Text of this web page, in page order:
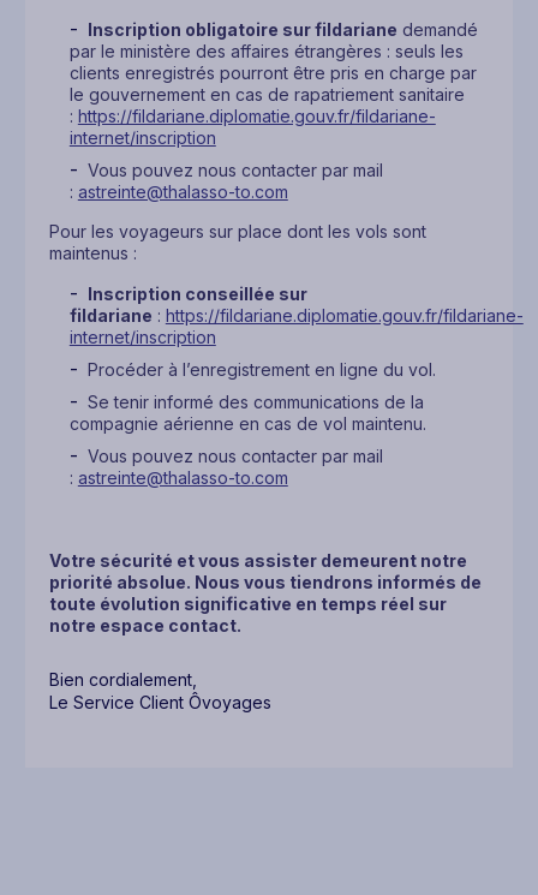
Inscription obligatoire sur fildariane demandé
par le ministère des affaires étrangères : seuls les
clients enregistrés pourront être pris en charge par
le gouvernement en cas de rapatriement sanitaire
: https://fildariane.diplomatie.gouv.fr/fildariane-
internet/inscription
Vous pouvez nous contacter par mail
: astreinte@thalasso-to.com
Pour les voyageurs sur place dont les vols sont
maintenus :
Inscription conseillée sur
fildariane : https://fildariane.diplomatie.gouv.fr/fildariane-
internet/inscription
Procéder à l’enregistrement en ligne du vol.
Se tenir informé des communications de la
compagnie aérienne en cas de vol maintenu.
Vous pouvez nous contacter par mail
: astreinte@thalasso-to.com
Votre sécurité et vous assister demeurent notre
priorité absolue. Nous vous tiendrons informés de
toute évolution significative en temps réel sur
notre espace contact.
Bien cordialement,
Le Service Client Ôvoyages